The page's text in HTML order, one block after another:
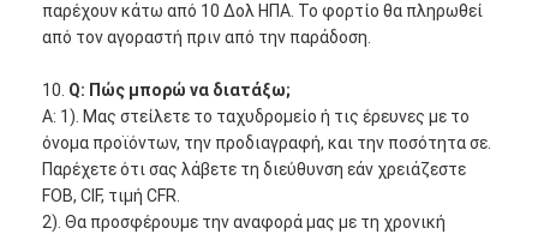
παρέχουν κάτω από 10 Δολ ΗΠΑ. Το φορτίο θα πληρωθεί
από τον αγοραστή πριν από την παράδοση.
10. Q: Πώς μπορώ να διατάξω;
Α: 1). Μας στείλετε το ταχυδρομείο ή τις έρευνες με το
όνομα προϊόντων, την προδιαγραφή, και την ποσότητα σε.
Παρέχετε ότι σας λάβετε τη διεύθυνση εάν χρειάζεστε
FOB, CIF, τιμή CFR.
2). Θα προσφέρουμε την αναφορά μας με τη χρονική